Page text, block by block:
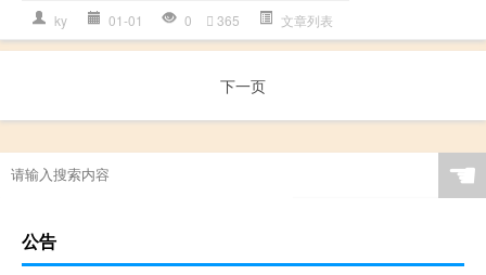
ky 01-01 0 365 文章列表
下一页
☚
公告